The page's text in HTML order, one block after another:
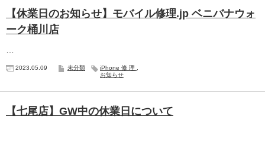
【休業日のお知らせ】モバイル修理.jp ベニバナウォ
ーク桶川店
2023.05.09 未分類 iPhone修理
お知らせ
【七尾店】GW中の休業日について